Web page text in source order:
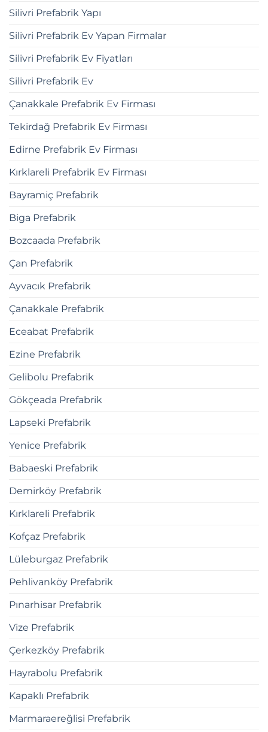
Silivri Prefabrik Yapı
Silivri Prefabrik Ev Yapan Firmalar
Silivri Prefabrik Ev Fiyatları
Silivri Prefabrik Ev
Çanakkale Prefabrik Ev Firması
Tekirdağ Prefabrik Ev Firması
Edirne Prefabrik Ev Firması
Kırklareli Prefabrik Ev Firması
Bayramiç Prefabrik
Biga Prefabrik
Bozcaada Prefabrik
Çan Prefabrik
Ayvacık Prefabrik
Çanakkale Prefabrik
Eceabat Prefabrik
Ezine Prefabrik
Gelibolu Prefabrik
Gökçeada Prefabrik
Lapseki Prefabrik
Yenice Prefabrik
Babaeski Prefabrik
Demirköy Prefabrik
Kırklareli Prefabrik
Kofçaz Prefabrik
Lüleburgaz Prefabrik
Pehlivanköy Prefabrik
Pınarhisar Prefabrik
Vize Prefabrik
Çerkezköy Prefabrik
Hayrabolu Prefabrik
Kapaklı Prefabrik
Marmaraereğlisi Prefabrik